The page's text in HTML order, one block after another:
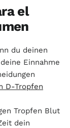
el
du deinen
Einnahme
D-Tropfen
Tropfen Blut
dein